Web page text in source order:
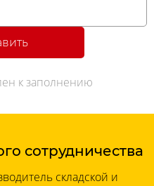
к заполнению
сотрудничества
складской и